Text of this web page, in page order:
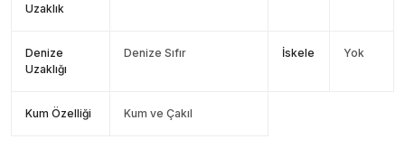
Uzaklık
Denize
Uzaklığı
Denize Sıfır İskele Yok
Kum Özelliği Kum ve Çakıl